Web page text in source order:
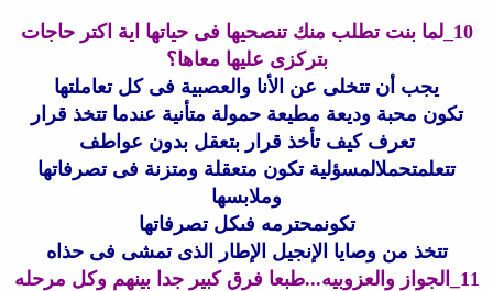
10_لما بنت تطلب منك تنصحيها فى حياتها اية اكتر حاجات
بتركزى عليها معاها؟
يجب أن تتخلى عن الأنا والعصبية فى كل تعاملتها
تكون محبة وديعة مطيعة حمولة متأنية عندما تتخذ قرار
تعرف كيف تأخذ قرار بتعقل بدون عواطف
تتعلمتحملالمسؤلية تكون متعقلة ومتزنة فى تصرفاتها
وملابسها
تكونمحترمه فىكل تصرفاتها
تتخذ من وصايا الإنجيل الإطار الذى تمشى فى حذاه
11_الجواز والعزوبيه...طبعا فرق كبير جدا بينهم وكل مرحله